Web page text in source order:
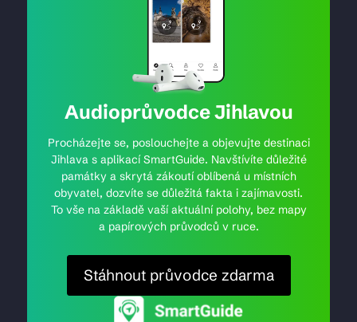
Audioprůvodce Jihlavou
Procházejte se, poslouchejte a objevujte destinaci
Jihlava s aplikací SmartGuide. Navštívíte důležité
památky a skrytá zákoutí oblíbená u místních
obyvatel, dozvíte se důležitá fakta i zajímavosti.
To vše na základě vaší aktuální polohy, bez mapy
a papírových průvodců v ruce.
Stáhnout průvodce zdarma